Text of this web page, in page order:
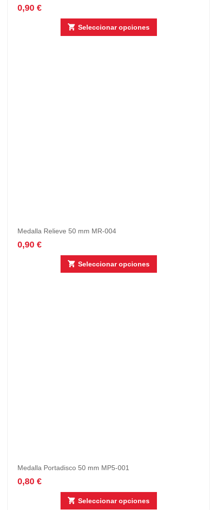
0,90 €
Seleccionar opciones
Medalla Relieve 50 mm MR-004
0,90 €
Seleccionar opciones
Medalla Portadisco 50 mm MP5-001
0,80 €
Seleccionar opciones